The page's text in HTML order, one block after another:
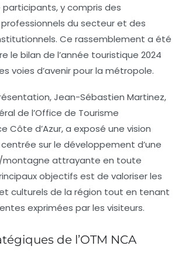
y compris des
du secteur et des
Ce rassemblement a été
le bilan de l’année touristique 2024
voies d’avenir pour la métropole.
Jean-Sébastien Martinez,
de l’Office de Tourisme
Côte d’Azur, a exposé une vision
sur le développement d’une
attrayante en toute
objectifs est de valoriser les
culturels de la région tout en tenant
exprimées par les visiteurs.
de l’OTM NCA